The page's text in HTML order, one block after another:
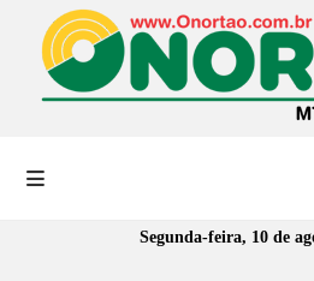
Segunda-feira, 10 de